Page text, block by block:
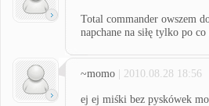
Total commander owszem
napchane na siłę tylko po
~momo | 2010.08.28 18:56
ej ej miśki bez pyskówek